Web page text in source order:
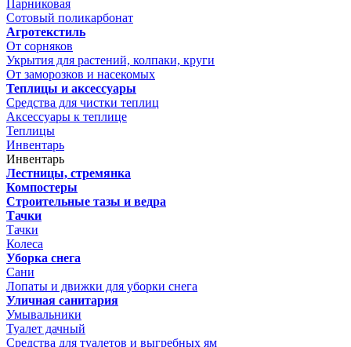
Парниковая
Сотовый поликарбонат
Агротекстиль
От сорняков
Укрытия для растений, колпаки, круги
От заморозков и насекомых
Теплицы и аксессуары
Средства для чистки теплиц
Аксессуары к теплице
Теплицы
Инвентарь
Инвентарь
Лестницы, стремянка
Компостеры
Строительные тазы и ведра
Тачки
Тачки
Колеса
Уборка снега
Сани
Лопаты и движки для уборки снега
Уличная санитария
Умывальники
Туалет дачный
Средства для туалетов и выгребных ям